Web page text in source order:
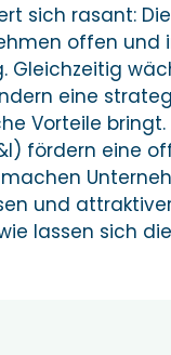
sich rasant:
offen und
Gleichzeitig
eine
Vorteile
fördern eine
und
lassen sich